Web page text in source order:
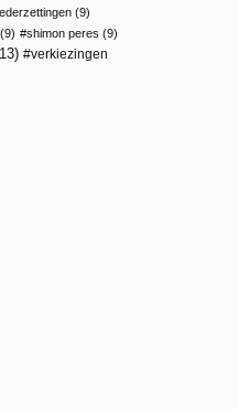
(9)
(9) shimon peres (9)
verkiezingen